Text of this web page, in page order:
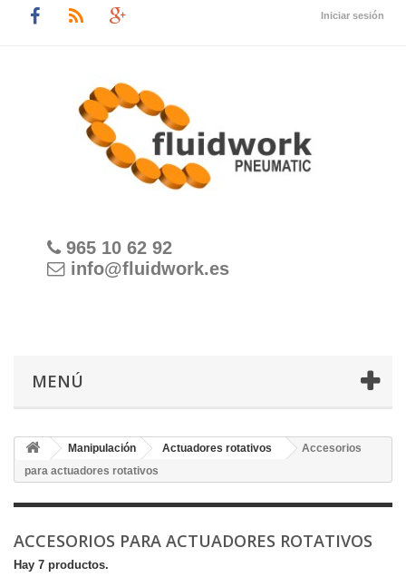
Iniciar sesión
965 10 62 92
info@fluidwork.es
MENÚ
Manipulación Actuadores rotativos
Accesorios
para actuadores rotativos
ACCESORIOS PARA ACTUADORES ROTATIVOS
Hay 7 productos.